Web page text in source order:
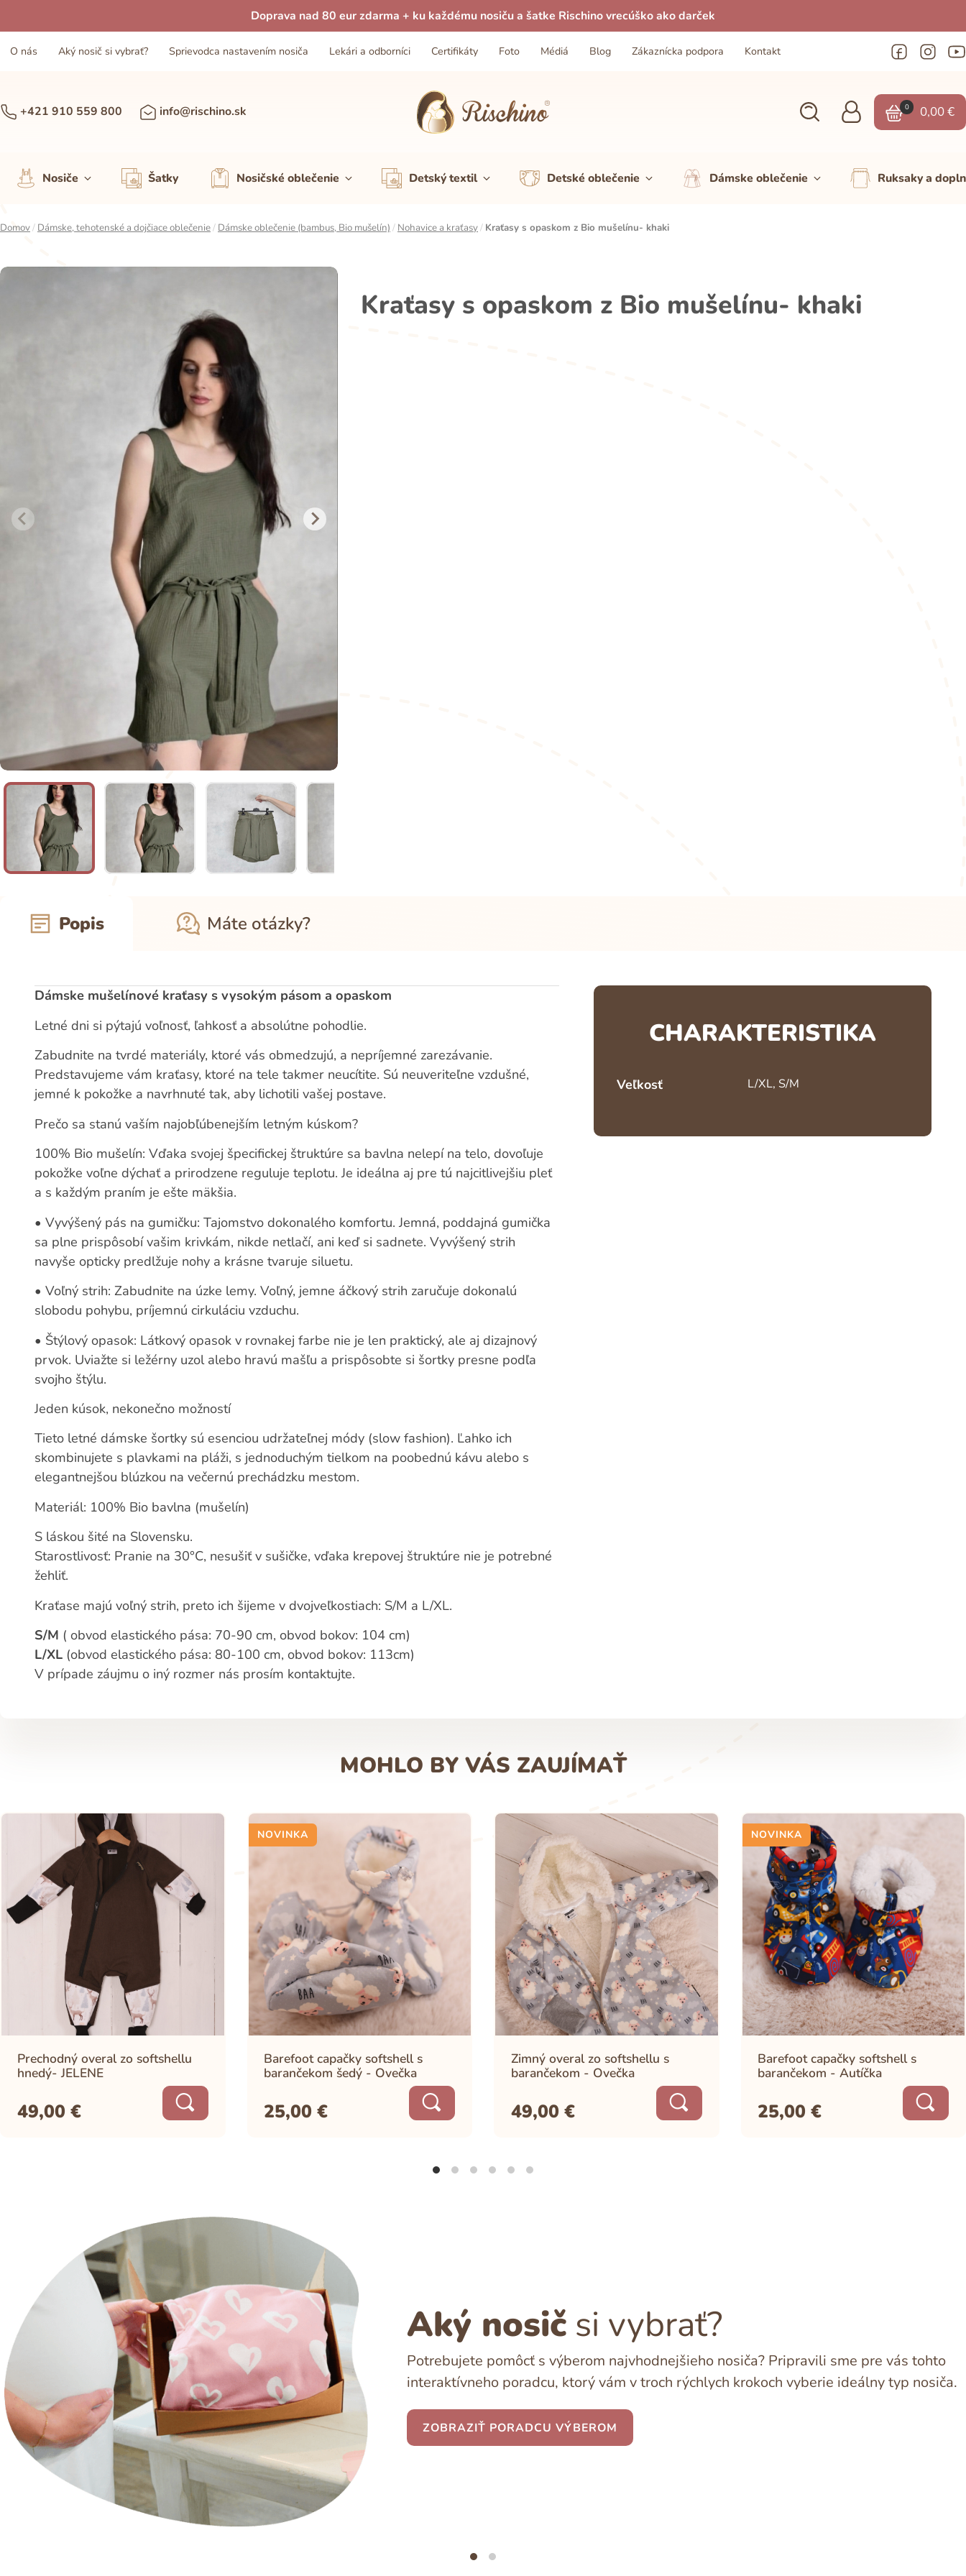
Doprava nad 80 eur zdarma + ku každému nosiču a šatke Rischino vrecúško ako darček
O nás Aký nosič si vybrať? Sprievodca nastavením nosiča Lekári a odborníci Certifikáty Foto Médiá Blog Zákaznícka podpora Kontakt
+421 910 559 800 info@rischino.sk 0 0,00€
Nosiče Šatky Nosičské oblečenie Detský textil Detské oblečenie Dámske oblečenie Ruksaky a
Domov/ Dámske, tehotenské a dojčiace oblečenie/ Dámske oblečenie (bambus, Bio mušelín) / Nohavice a kraťasy/ Kraťasy s opaskom z Bio mušelínu- khaki
Kraťasy s opaskom z Bio mušelínu- khaki
Popis Máte otázky?
Dámske mušelínové kraťasy s vysokým pásom a opaskom
Letné dni si pýtajú voľnosť, ľahkosť a absolútne pohodlie.
Zabudnite na tvrdé materiály, ktoré vás obmedzujú, a nepríjemné zarezávanie.
Predstavujeme vám kraťasy, ktoré na tele takmer neucítite. Sú neuveriteľne vzdušné,
jemné k pokožke a navrhnuté tak, aby lichotili vašej postave.
Prečo sa stanú vaším najobľúbenejším letným kúskom?
100% Bio mušelín: Vďaka svojej špecifickej štruktúre sa bavlna nelepí na telo, dovoľuje
pokožke voľne dýchať a prirodzene reguluje teplotu. Je ideálna aj pre tú najcitlivejšiu pleť
a s každým praním je ešte mäkšia.
•Vyvýšený pás na gumičku: Tajomstvo dokonalého komfortu. Jemná, poddajná gumička
sa plne prispôsobí vašim krivkám, nikde netlačí, ani keď si sadnete. Vyvýšený strih
navyše opticky predlžuje nohy a krásne tvaruje siluetu.
•Voľný strih: Zabudnite na úzke lemy. Voľný, jemne áčkový strih zaručuje dokonalú
slobodu pohybu, príjemnú cirkuláciu vzduchu.
• Štýlový opasok: Látkový opasok v rovnakej farbe nie je len praktický, ale aj dizajnový
prvok. Uviažte si ležérny uzol alebo hravú mašľu a prispôsobte si šortky presne podľa
svojho štýlu.
Jeden kúsok, nekonečno možností
Tieto letné dámske šortky sú esenciou udržateľnej módy (slow fashion). Ľahko ich
skombinujete s plavkami na pláži, s jednoduchým tielkom na poobednú kávu alebo s
elegantnejšou blúzkou na večernú prechádzku mestom.
Materiál: 100% Bio bavlna (mušelín)
S láskou šité na Slovensku.
Starostlivosť: Pranie na 30°C, nesušiť v sušičke, vďaka krepovej štruktúre nie je potrebné
žehliť.
Kraťase majú voľný strih, preto ich šijeme v dvojveľkostiach: S/M a L/XL.
S/M ( obvod elastického pása: 70-90 cm, obvod bokov: 104 cm)
L/XL (obvod elastického pása: 80-100 cm, obvod bokov: 113cm)
V prípade záujmu o iný rozmer nás prosím kontaktujte.
CHARAKTERISTIKA
Veľkosť L/XL, S/M
MOHLO BY VÁS ZAUJÍMAŤ
Prechodný overal zo softshellu
hnedý- JELENE
49,00 €
NOVINKA
Barefoot capačky softshell s
barančekom šedý - Ovečka
25,00€
Zimný overal zo softshellu s
barančekom - Ovečka
49,00 €
NOVINKA
Barefoot capačky softshell s
barančekom - Autíčka
25,00€
Aký nosič si vybrať?
Potrebujete pomôcť s výberom najvhodnejšieho nosiča? Pripravili sme pre vás tohto
interaktívneho poradcu, ktorý vám v troch rýchlych krokoch vyberie ideálny typ nosiča.
ZOBRAZIŤ PORADCU VÝBEROM